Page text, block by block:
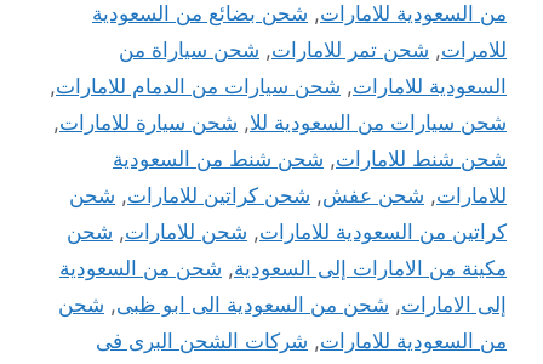
من السعودية للامارات, شحن بضائع من السعودية
للامرات, شحن تمر للامارات, شحن سياراة من
السعودية للامارات, شحن سيارات من الدمام للامارات,
شحن سيارات من السعودية للا, شحن سيارة للامارات,
شحن شنط للامارات, شحن شنط من السعودية
للامارات, شحن عفش, شحن كراتين للامارات, شحن
كراتين من السعودية للامارات, شحن للامارات, شحن
مكينة من الامارات إلى السعودية, شحن من السعودية
إلى الامارات, شحن من السعودية الى ابو ظبى, شحن
من السعودية للامارات, شركات الشحن البرى فى